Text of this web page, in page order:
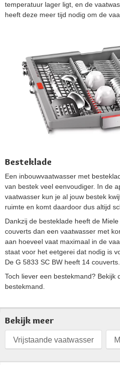
temperatuur lager ligt, en de
heeft deze meer tijd nodig om de
Besteklade
Een inbouwvaatwasser met
van bestek veel eenvoudiger. In de
vaatwasser kun je al jouw bestek
ruimte en komt daardoor dus altijd
Dankzij de besteklade heeft de
couverts dan een vaatwasser met
aan hoeveel vaat maximaal in de
staat voor het eetgerei dat nodig is
De G 5833 SC BW heeft 14 couverts.
Toch liever een bestekmand? Bekijk
bestekmand.
Bekijk meer
Vrijstaande vaatwasser